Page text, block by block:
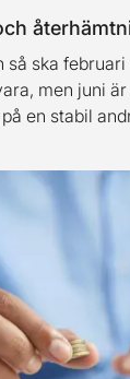
så ska
men juni
en stabil